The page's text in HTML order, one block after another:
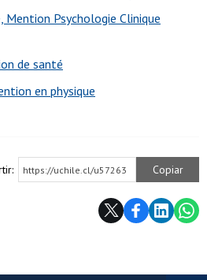
Mention Psychologie Clinique
de santé
en physique
https://uchile.cl/u57263 Copiar